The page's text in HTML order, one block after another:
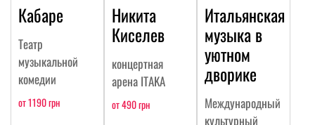
Кабаре
Театр
музыкальной
комедии
от 1190 грн
Никита
Киселев
концертная
арена ITAKA
от 490 грн
Итальянская
музыка в
уютном
дворике
Международный
культурный